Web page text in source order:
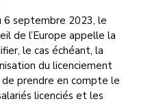
6 septembre 2023, le
de l’Europe appelle la
le cas échéant, la
du licenciement
prendre en compte le
licenciés et les